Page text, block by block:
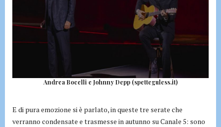
Andrea Bocelli e Johnny Depp (spetteguless.it)
E di pura emozione si è parlato, in queste tre serate che
verranno condensate e trasmesse in autunno su Canale 5: sono